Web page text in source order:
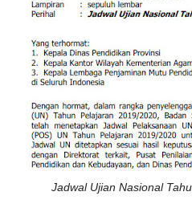
Jadwal Ujian Nasional